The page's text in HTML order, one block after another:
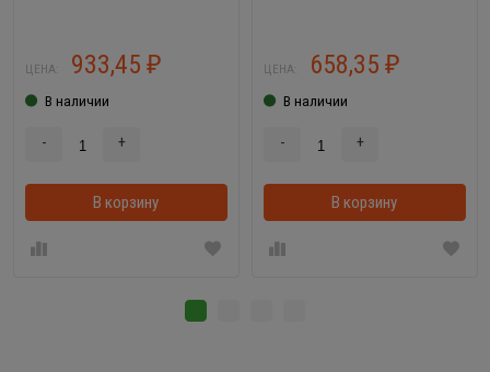
ЦЕНА: 933,45 ₽
В наличии
- +
В корзину
ЦЕНА: 658,35 ₽
В наличии
- +
В корзину